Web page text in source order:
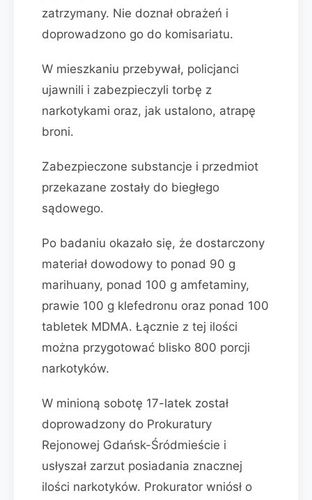
zatrzymany. Nie doznał obrażeń i
doprowadzono go do komisariatu.
W mieszkaniu przebywał, policjanci
ujawnili i zabezpieczyli torbę z
narkotykami oraz, jak ustalono, atrapę
broni.
Zabezpieczone substancje i przedmiot
przekazane zostały do biegłego
sądowego.
Po badaniu okazało się, że dostarczony
materiał dowodowy to ponad 90 g
marihuany, ponad 100 g amfetaminy,
prawie 100 g klefedronu oraz ponad 100
tabletek MDMA. Łącznie z tej ilości
można przygotować blisko 800 porcji
narkotyków.
W minioną sobotę 17-latek został
doprowadzony do Prokuratury
Rejonowej Gdańsk-Śródmieście i
usłyszał zarzut posiadania znacznej
ilości narkotyków. Prokurator wniósł o